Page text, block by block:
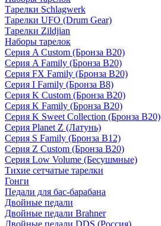
Тарелки Schlagwerk
Тарелки UFO (Drum Gear)
Тарелки Zildjian
Наборы тарелок
Серия A Custom (Бронза B20)
Серия A Family (Бронза B20)
Серия FX Family (Бронза B20)
Серия I Family (Бронза B8)
Серия K Custom (Бронза B20)
Серия K Family (Бронза B20)
Серия K Sweet Collection (Бронза B20)
Серия Planet Z (Латунь)
Серия S Family (Бронза B12)
Серия Z Custom (Бронза B20)
Серия Low Volume (Бесушмные)
Тихие сетчатые тарелки
Гонги
Педали для бас-барабана
Двойные педали
Двойные педали Brahner
Двойные педали DDS (Россия)